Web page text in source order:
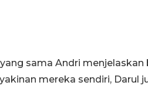
sama Andri menjelaskan
mereka sendiri, Darul